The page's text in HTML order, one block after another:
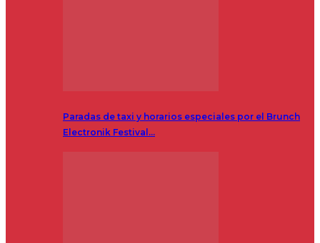
Paradas de taxi y horarios especiales por el Brunch
Electronik Festival…